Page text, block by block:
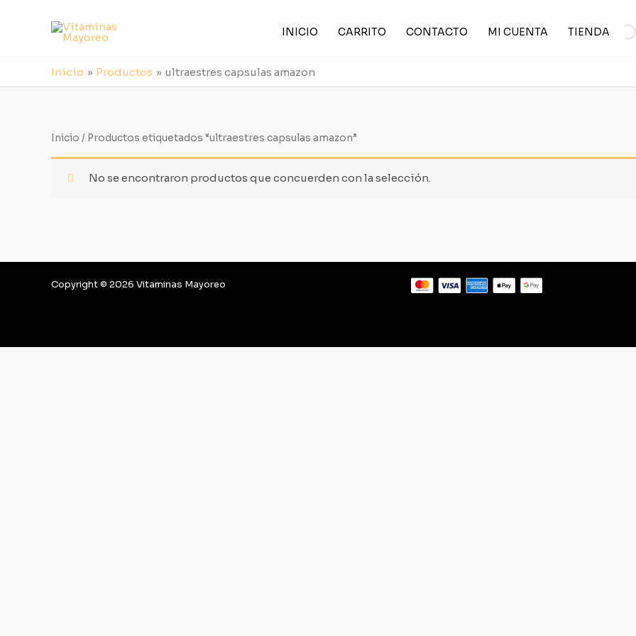
INICIO CARRITO CONTACTO MI CUENTA TIENDA
Inicio Productos ultraestres capsulas amazon
Inicio / Productos etiquetados “ultraestres capsulas amazon”
No se encontraron productos que concuerden con la selección.
Copyright © 2026 Vitaminas Mayoreo